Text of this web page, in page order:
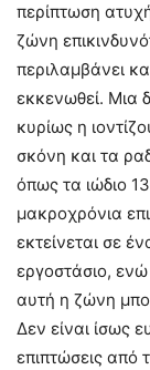
περίπτωση
ζώνη
περιλαμβάνει
εκκενωθεί. Μια
κυρίως η
σκόνη και τα
όπως τα ιώδιο
μακροχρόνια
εκτείνεται σε
εργοστάσιο,
αυτή η ζώνη
Δεν είναι ίσως
επιπτώσεις από